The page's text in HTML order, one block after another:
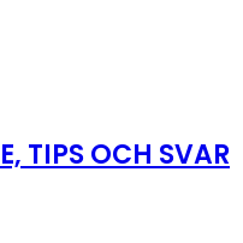
TIPS OCH SVAR